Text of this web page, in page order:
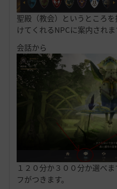
聖殿（教会）というところ
けてくれるNPCに案内されま
会話から
１２０分か３００分か選べ
フがつきます。